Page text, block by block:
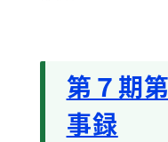
第７期
事録